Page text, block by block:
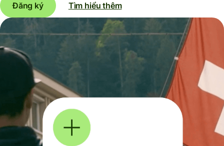
Đăng ký Tìm hiểu thêm